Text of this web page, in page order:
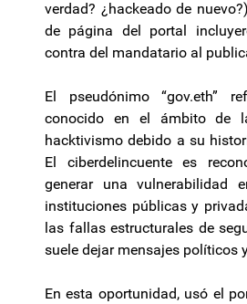
verdad? ¿hackeado de
de página del portal
contra del mandatario al
El pseudónimo “gov.eth”
conocido en el ámbito de
hacktivismo debido a su
El ciberdelincuente es
generar una vulnerabilidad
instituciones públicas y
las fallas estructurales de
suele dejar mensajes políticos
En esta oportunidad, usó el